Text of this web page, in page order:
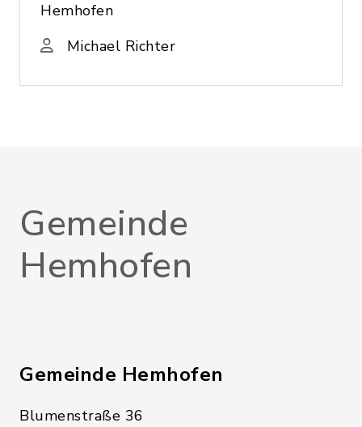
Hemhofen
Michael Richter
Gemeinde
Hemhofen
Gemeinde Hemhofen
Blumenstraße 36